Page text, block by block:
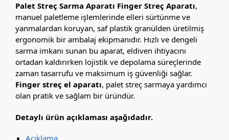
Palet Streç Sarma Aparatı Finger Streç Aparatı,
manuel paletleme işlemlerinde elleri sürtünme ve
yanmalardan koruyan, saf plastik granülden üretilmiş
ergonomik bir ambalaj ekipmanıdır. Hızlı ve dengeli
sarma imkanı sunan bu aparat, eldiven ihtiyacını
ortadan kaldırırken lojistik ve depolama süreçlerinde
zaman tasarrufu ve maksimum iş güvenliği sağlar.
Finger streç el aparatı, palet streç sarmaya yardımcı
olan pratik ve sağlam bir üründür.
Detaylı ürün açıklaması aşağıdadır.
Açıklama